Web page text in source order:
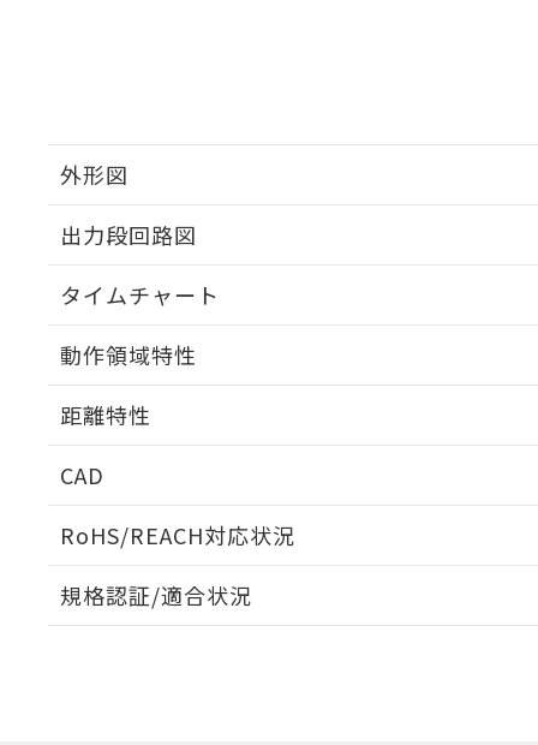
外形図
出力段回路図
タイムチャート
動作領域特性
距離特性
CAD
RoHS/REACH対応状況
EU RoHS 注意事項・凡例
規格認証/適合状況